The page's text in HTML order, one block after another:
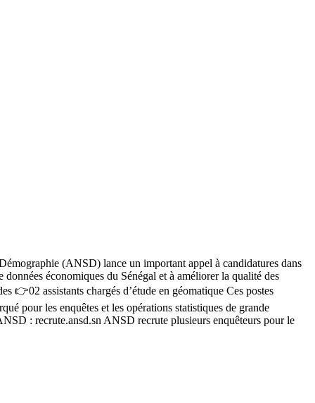
(ANSD) lance un important appel à candidatures dans
économiques du Sénégal et à améliorer la qualité des
👉02 assistants chargés d’étude en géomatique Ces postes
pour les enquêtes et les opérations statistiques de grande
: recrute.ansd.sn ANSD recrute plusieurs enquêteurs pour le